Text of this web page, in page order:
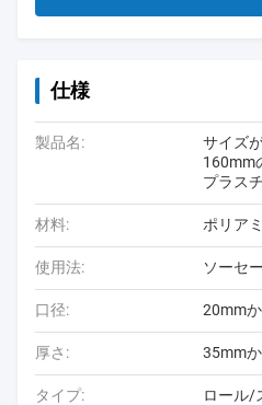
仕様
製品名:
サイズ
160mm
プラス
材料: ポリア
使用法: ソーセ
口径: 20mm
厚さ: 35mm
タイプ: ロール/